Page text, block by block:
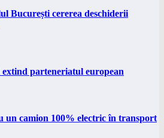
București cererea deschiderii
parteneriatul european
un camion 100% electric în transport